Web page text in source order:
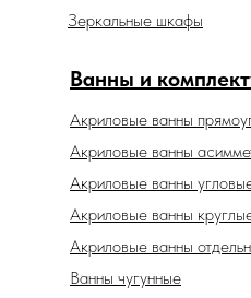
Ванны и
Акриловые ванны
Зеркальные шкафы
Акриловые ванны
Акриловые ванны
Акриловые ванны
Акриловые ванны
Ванны чугунные